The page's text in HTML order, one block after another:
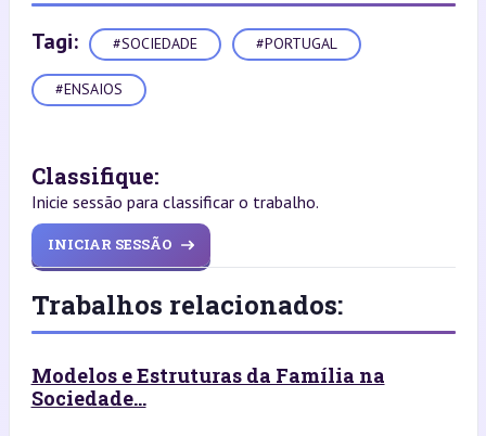
Tagi: #SOCIEDADE #PORTUGAL
#ENSAIOS
Classifique:
Inicie sessão para classificar o trabalho.
INICIAR SESSÃO
Trabalhos relacionados:
Modelos e Estruturas da Família na
Sociedade...